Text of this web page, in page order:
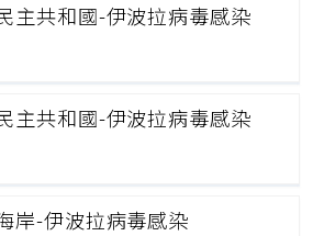
主共和國-伊波拉病毒感染
主共和國-伊波拉病毒感染
岸-伊波拉病毒感染